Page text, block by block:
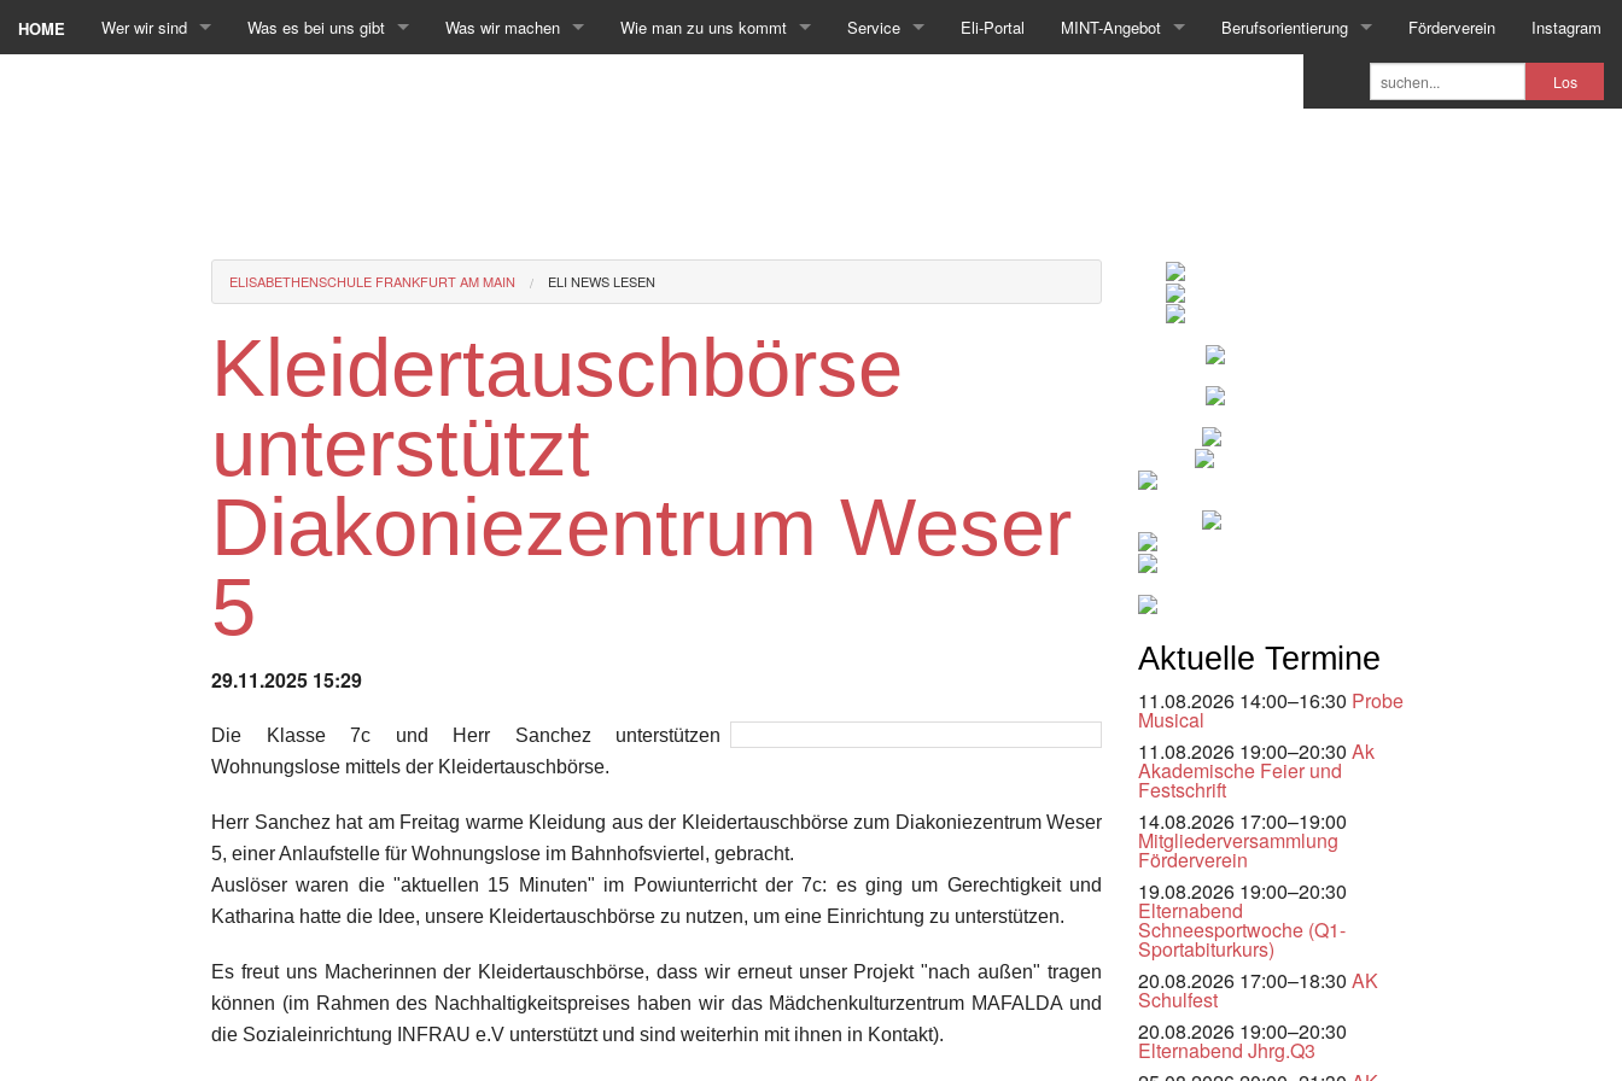
HOME Wer wir sind Was es bei uns gibt Was wir machen Wie man zu uns kommt Service Eli-Portal MINT-Angebot Berufsorientierung Förderverein Instagram
Los
ELISABETHENSCHULE FRANKFURT AM MAIN ELI NEWS LESEN
Kleidertauschbörse
unterstützt
Diakoniezentrum Weser
5
29.11.2025 15:29
Die Klasse 7c und Herr Sanchez unterstützen
Wohnungslose mittels der Kleidertauschbörse.
Herr Sanchez hat am Freitag warme Kleidung aus der Kleidertauschbörse zum Diakoniezentrum Weser
5, einer Anlaufstelle für Wohnungslose im Bahnhofsviertel, gebracht.
Auslöser waren die "aktuellen 15 Minuten" im Powiunterricht der 7c: es ging um Gerechtigkeit und
Katharina hatte die Idee, unsere Kleidertauschbörse zu nutzen, um eine Einrichtung zu unterstützen.
Es freut uns Macherinnen der Kleidertauschbörse, dass wir erneut unser Projekt "nach außen" tragen
können (im Rahmen des Nachhaltigkeitspreises haben wir das Mädchenkulturzentrum MAFALDA und
die Sozialeinrichtung INFRAU e.V unterstützt und sind weiterhin mit ihnen in Kontakt).
Aktuelle Termine
11.08.2026 14:00–16:30 Probe
Musical
11.08.2026 19:00–20:30 Ak
Akademische Feier und
Festschrift
14.08.2026 17:00–19:00
Mitgliederversammlung
Förderverein
19.08.2026 19:00–20:30
Elternabend
Schneesportwoche (Q1-
Sportabiturkurs)
20.08.2026 17:00–18:30 AK
Schulfest
20.08.2026 19:00–20:30
Elternabend Jhrg.Q3